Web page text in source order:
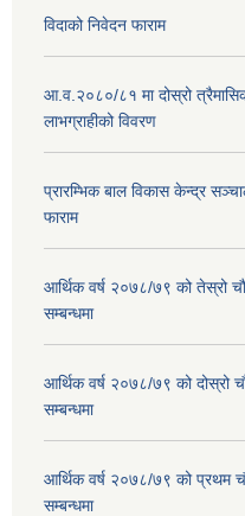
विदाको निवेदन फाराम
आ.व.२०८०/८१ मा दोस्रो त्रैमासिक
लाभग्राहीको विवरण
प्रारम्भिक बाल विकास केन्द्र
फाराम
आर्थिक वर्ष २०७८/७९ को तेस्रो
सम्बन्धमा
आर्थिक वर्ष २०७८/७९ को दोस्रो
सम्बन्धमा
आर्थिक वर्ष २०७८/७९ को प्रथम
सम्बन्धमा